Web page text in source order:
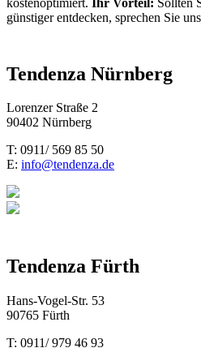
günstiger entdecken, sprechen Sie
Tendenza Nürnberg
Lorenzer Straße 2
90402 Nürnberg
T: 0911/ 569 85 50
E: info@tendenza.de
Tendenza Fürth
Hans-Vogel-Str. 53
90765 Fürth
T: 0911/ 979 46 93